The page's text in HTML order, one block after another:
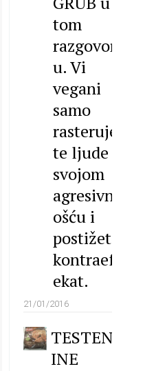
tom
razgovor
u. Vi
vegani
samo
rasteruje
te ljude
svojom
agresivn
ošću i
postižete
kontraef
ekat.
21/01/2016
TESTEN
INE